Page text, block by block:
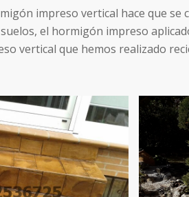
impreso vertical hace que
el hormigón impreso
vertical que hemos realizado